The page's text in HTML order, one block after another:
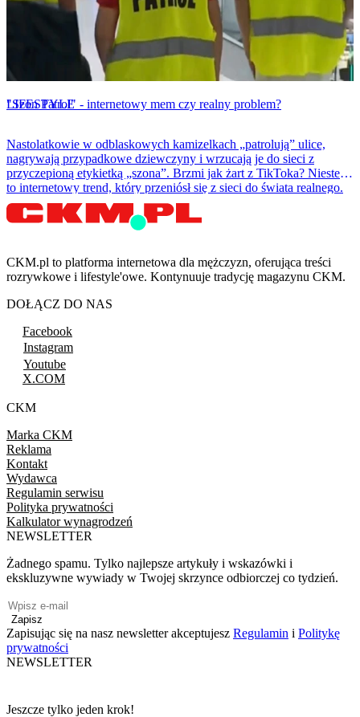
LIFESTYLE
"Szon Patrol" - internetowy mem czy realny problem?
Nastolatkowie w odblaskowych kamizelkach „patrolują” ulice,
nagrywają przypadkowe dziewczyny i wrzucają je do sieci z
przyczepioną etykietką „szona”. Brzmi jak żart z TikToka? Niestety
to internetowy trend, który przeniósł się z sieci do świata realnego.
CKM.pl to platforma internetowa dla mężczyzn, oferująca treści
rozrywkowe i lifestyle'owe. Kontynuuje tradycję magazynu CKM.
DOŁĄCZ DO NAS
Facebook
Instagram
Youtube
X.COM
CKM
Marka CKM
Reklama
Kontakt
Wydawca
Regulamin serwisu
Polityka prywatności
Kalkulator wynagrodzeń
NEWSLETTER
Żadnego spamu. Tylko najlepsze artykuły i wskazówki i
ekskluzywne wywiady w Twojej skrzynce odbiorczej co tydzień.
Zapisz
Zapisując się na nasz newsletter akceptujesz Regulamin i Politykę
prywatności
NEWSLETTER
Jeszcze tylko jeden krok!